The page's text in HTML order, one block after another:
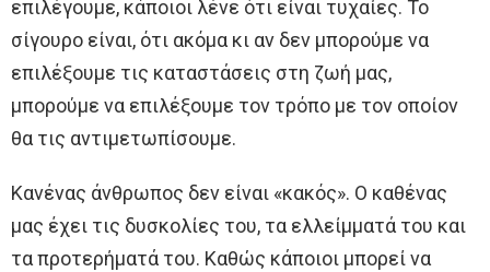
επιλέγουμε, κάποιοι λένε ότι είναι τυχαίες. Το
σίγουρο είναι, ότι ακόμα κι αν δεν μπορούμε να
επιλέξουμε τις καταστάσεις στη ζωή μας,
μπορούμε να επιλέξουμε τον τρόπο με τον οποίον
θα τις αντιμετωπίσουμε.
Κανένας άνθρωπος δεν είναι «κακός». Ο καθένας
μας έχει τις δυσκολίες του, τα ελλείμματά του και
τα προτερήματά του. Καθώς κάποιοι μπορεί να